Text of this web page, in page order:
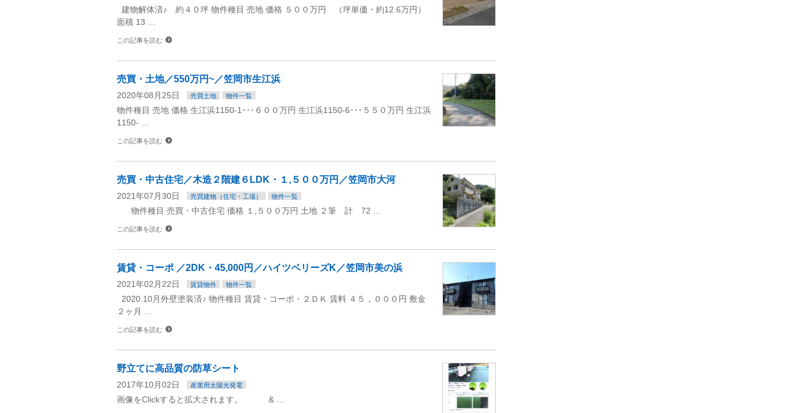
建物解体済♪ 約４０坪 物件種目 売地 価格 ５００万円 （坪単価・約12.6万円）
面積 13 …
この記事を読む
売買・土地／550万円~／笠岡市生江浜
2020年08月25日 売買土地 物件一覧
物件種目 売地 価格 生江浜1150-1･･･６００万円 生江浜1150-6･･･５５０万円 生江浜
1150- …
この記事を読む
売買・中古住宅／木造２階建６LDK・１,５００万円／笠岡市大河
2021年07月30日 売買建物（住宅・工場） 物件一覧
物件種目 売買・中古住宅 価格 １,５００万円 土地 ２筆 計 72 …
この記事を読む
賃貸・コーポ ／2DK・45,000円／ハイツベリーズK／笠岡市美の浜
2021年02月22日 賃貸物件 物件一覧
2020.10月外壁塗装済♪ 物件種目 賃貸・コーポ・２ＤＫ 賃料 ４５，０００円 敷金
２ヶ月 …
この記事を読む
野立てに高品質の防草シート
2017年10月02日 産業用太陽光発電
画像をClickすると拡大されます。 & …